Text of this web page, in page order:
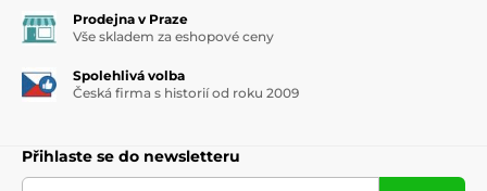
Prodejna v Praze
Vše skladem za eshopové ceny
Spolehlivá volba
Česká firma s historií od roku 2009
Přihlaste se do newsletteru